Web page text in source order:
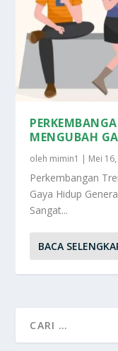
MENGUBAH
oleh mimin1 | Mei
Perkembangan
Gaya Hidup
Sangat...
BACA